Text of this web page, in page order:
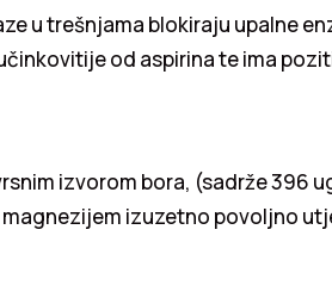
u trešnjama blokiraju upalne
od aspirina te ima
izvorom bora, (sadrže 396
izuzetno povoljno